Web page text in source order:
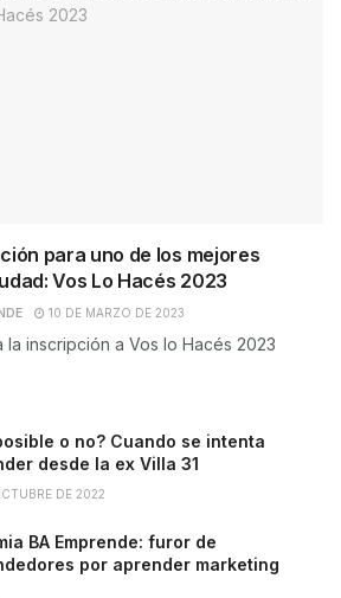
para uno de los mejores
Vos Lo Hacés 2023
10 DE MARZO DE 2023
inscripción a Vos lo Hacés 2023
o no? Cuando se intenta
desde la ex Villa 31
DE 2022
BA Emprende: furor de
por aprender marketing